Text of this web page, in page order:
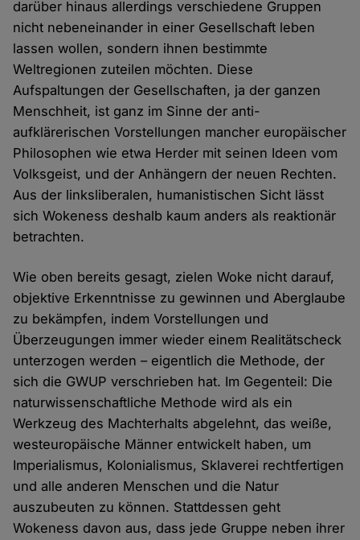
darüber hinaus allerdings verschiedene Gruppen
nicht nebeneinander in einer Gesellschaft leben
lassen wollen, sondern ihnen bestimmte
Weltregionen zuteilen möchten. Diese
Aufspaltungen der Gesellschaften, ja der ganzen
Menschheit, ist ganz im Sinne der anti-
aufklärerischen Vorstellungen mancher europäischer
Philosophen wie etwa Herder mit seinen Ideen vom
Volksgeist, und der Anhängern der neuen Rechten.
Aus der linksliberalen, humanistischen Sicht lässt
sich Wokeness deshalb kaum anders als reaktionär
betrachten.
Wie oben bereits gesagt, zielen Woke nicht darauf,
objektive Erkenntnisse zu gewinnen und Aberglaube
zu bekämpfen, indem Vorstellungen und
Überzeugungen immer wieder einem Realitätscheck
unterzogen werden – eigentlich die Methode, der
sich die GWUP verschrieben hat. Im Gegenteil: Die
naturwissenschaftliche Methode wird als ein
Werkzeug des Machterhalts abgelehnt, das weiße,
westeuropäische Männer entwickelt haben, um
Imperialismus, Kolonialismus, Sklaverei rechtfertigen
und alle anderen Menschen und die Natur
auszubeuten zu können. Stattdessen geht
Wokeness davon aus, dass jede Gruppe neben ihrer